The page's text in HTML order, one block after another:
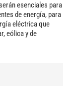
esenciales para
de energía, para
eléctrica que
eólica y de